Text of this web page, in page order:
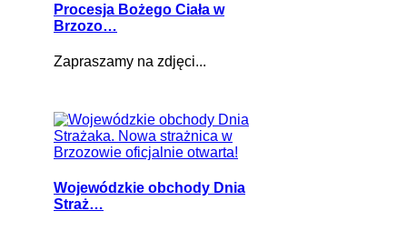
Procesja Bożego Ciała w
Brzozo…
Zapraszamy na zdjęci...
Wojewódzkie obchody Dnia
Straż…